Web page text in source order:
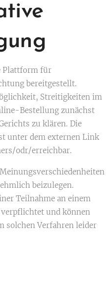
Plattform für
bereitgestellt.
Streitigkeiten im
Bestellung zunächst
zu klären. Die
unter dem externen Link
odr/erreichbar.
beizulegen.
Teilnahme an einem
und können
solchen Verfahren leider